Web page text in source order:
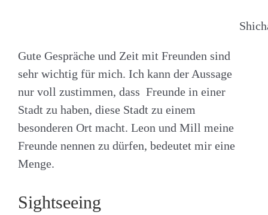
Gute Gespräche und Zeit mit Freunden sind
sehr wichtig für mich. Ich kann der Aussage
nur voll zustimmen, dass Freunde in einer
Stadt zu haben, diese Stadt zu einem
besonderen Ort macht. Leon und Mill meine
Freunde nennen zu dürfen, bedeutet mir eine
Menge.
Sightseeing